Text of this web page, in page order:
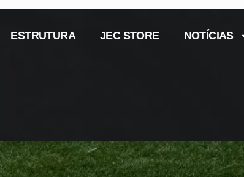
ESTRUTURA JEC STORE NOTÍCIAS